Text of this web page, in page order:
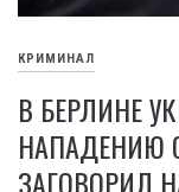
КРИМИНАЛ
В БЕРЛИНЕ
НАПАДЕНИЮ
ЗАГОВОРИЛ